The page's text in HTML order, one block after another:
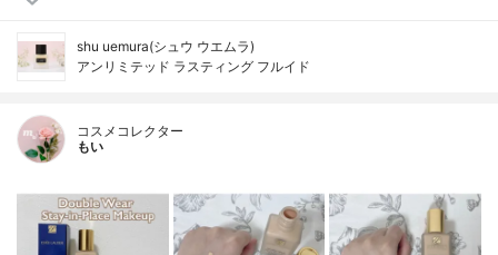
shu uemura(シュウ ウエムラ)
アンリミテッド ラスティング フルイド
コスメコレクター
もい